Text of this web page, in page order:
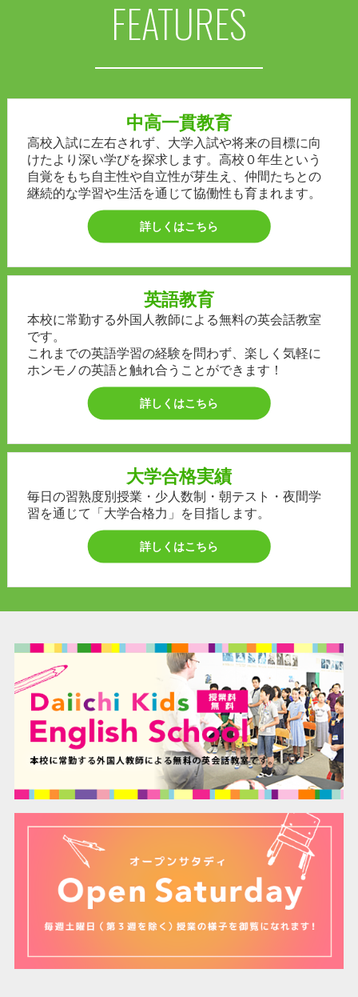
FEATURES
中高一貫教育
高校入試に左右されず、大学入試や将来の目標に向
けたより深い学びを探求します。高校０年生という
自覚をもち自主性や自立性が芽生え、仲間たちとの
継続的な学習や生活を通じて協働性も育まれます。
詳しくはこちら
英語教育
本校に常勤する外国人教師による無料の英会話教室
です。
これまでの英語学習の経験を問わず、楽しく気軽に
ホンモノの英語と触れ合うことができます！
詳しくはこちら
大学合格実績
毎日の習熟度別授業・少人数制・朝テスト・夜間学
習を通じて「大学合格力」を目指します。
詳しくはこちら